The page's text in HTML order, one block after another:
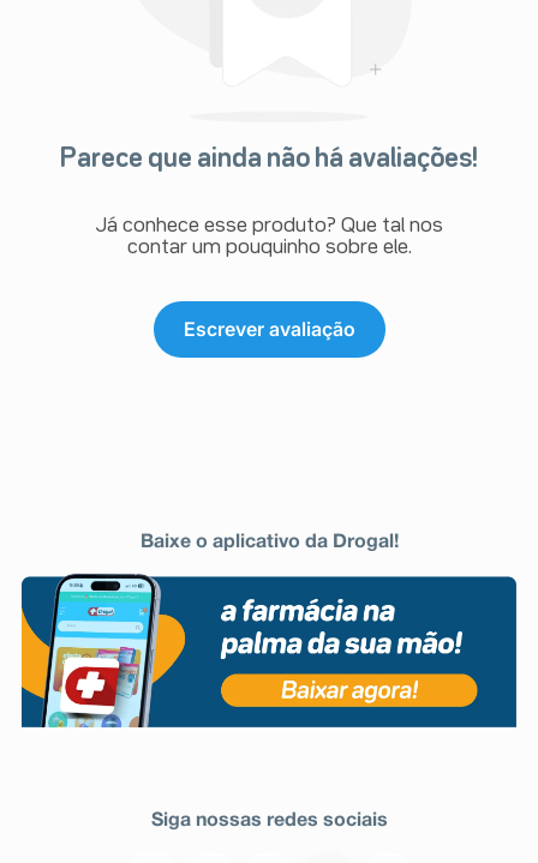
Parece que ainda não há avaliações!
Já conhece esse produto? Que tal nos
contar um pouquinho sobre ele.
Escrever avaliação
Baixe o aplicativo da Drogal!
Siga nossas redes sociais